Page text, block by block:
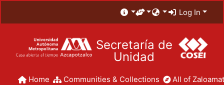
Log In
Secretaría de
Unidad
Home Communities & Collections All of